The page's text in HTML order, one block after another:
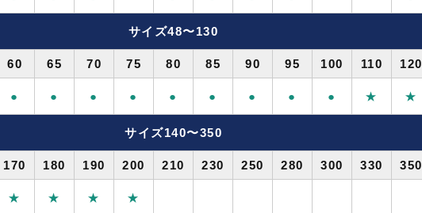
サイズ48〜130
60 65 70 75 80 85 90 95 100 110 120
● ● ● ● ● ● ● ● ● ★ ★
サイズ140〜350
170 180 190 200 210 230 250 280 300 330 350
★ ★ ★ ★